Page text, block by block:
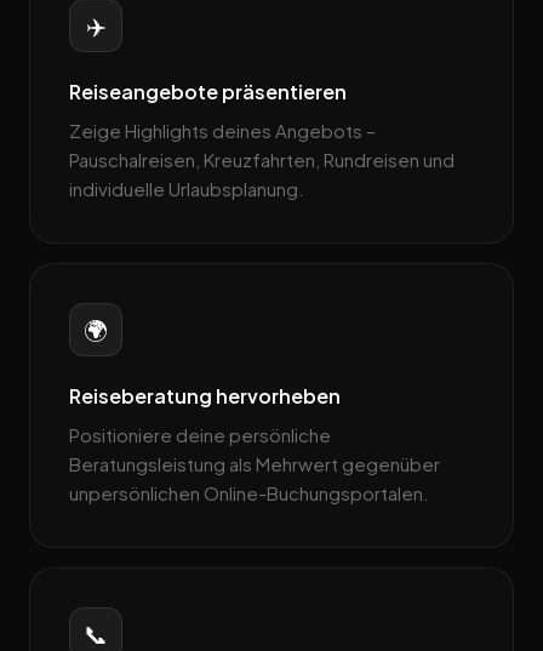
✈️
Reiseangebote präsentieren
Zeige Highlights deines Angebots –
Pauschalreisen, Kreuzfahrten, Rundreisen und
individuelle Urlaubsplanung.
🌍
Reiseberatung hervorheben
Positioniere deine persönliche
Beratungsleistung als Mehrwert gegenüber
unpersönlichen Online-Buchungsportalen.
📞